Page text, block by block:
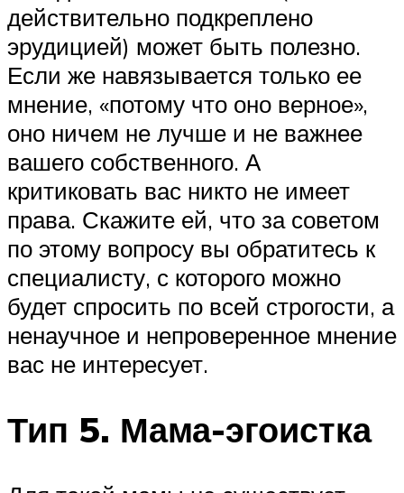
действительно подкреплено
эрудицией) может быть полезно.
Если же навязывается только ее
мнение, «потому что оно верное»,
оно ничем не лучше и не важнее
вашего собственного. А
критиковать вас никто не имеет
права. Скажите ей, что за советом
по этому вопросу вы обратитесь к
специалисту, с которого можно
будет спросить по всей строгости, а
ненаучное и непроверенное мнение
вас не интересует.
Тип 5. Мама-эгоистка